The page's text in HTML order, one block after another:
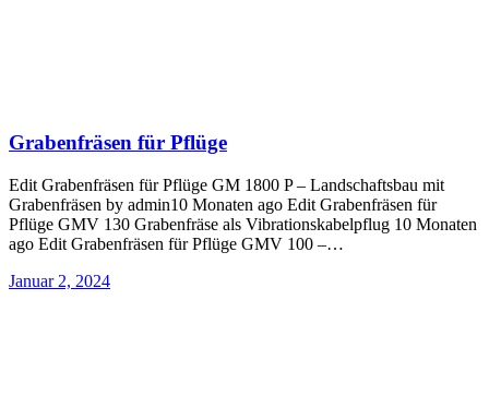
Grabenfräsen für Pflüge
Edit Grabenfräsen für Pflüge GM 1800 P – Landschaftsbau mit
Grabenfräsen by admin10 Monaten ago Edit Grabenfräsen für
Pflüge GMV 130 Grabenfräse als Vibrationskabelpflug 10 Monaten
ago Edit Grabenfräsen für Pflüge GMV 100 –…
Januar 2, 2024